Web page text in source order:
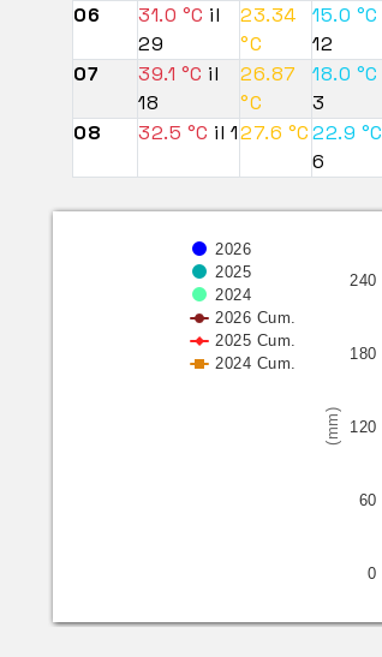
06
31.0 °C il
29
23.34
°C
15.0 °C
12
07
39.1 °C il
18
26.87
°C
18.0 °C
3
08
32.5 °C il 127.6 °C 22.9 °C
6
(mm)
2026
2025
2024
2026 Cum.
2025 Cum.
2024 Cum.
0
60
120
180
240